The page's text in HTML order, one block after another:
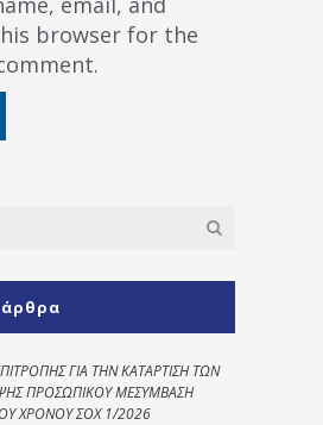
browser for the
ΓΙΑ ΤΗΝ ΚΑΤΑΡΤΙΣΗ ΤΩΝ
ΠΡΟΣΩΠΙΚΟΥ ΜΕΣΥΜΒΑΣΗ
ΧΡΟΝΟΥ ΣΟΧ 1/2026